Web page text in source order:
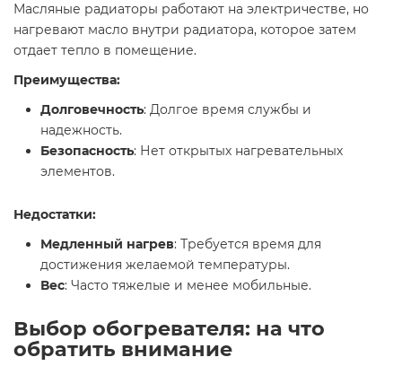
Масляные радиаторы работают на электричестве, но
нагревают масло внутри радиатора, которое затем
отдает тепло в помещение.
Преимущества:
Долговечность: Долгое время службы и
надежность.
Безопасность: Нет открытых нагревательных
элементов.
Недостатки:
Медленный нагрев: Требуется время для
достижения желаемой температуры.
Вес: Часто тяжелые и менее мобильные.
Выбор обогревателя: на что
обратить внимание